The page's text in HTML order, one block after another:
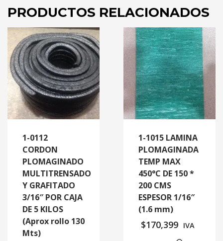
PRODUCTOS RELACIONADOS
1-0112
CORDON
PLOMAGINADO
MULTITRENSADO
Y GRAFITADO
3/16″ POR CAJA
DE 5 KILOS
(Aprox rollo 130
Mts)
1-1015 LAMINA
PLOMAGINADA
TEMP MAX
450°C DE 150 *
200 CMS
ESPESOR 1/16″
(1.6 mm)
$170,399 IVA